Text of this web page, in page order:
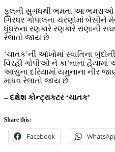
ફૂલની સુગંધથી ભમતા આ ભમરાઓ
ગિરધર ગોપાલના ચરણોમાં બેસીને
ધૂંધરુના રણકારે રણકારે રાણાની
રેલાતો જાય છે
‘ચાતક’ની આંખોમાં સ્વાતિના
વિરહી ગોપીઓ ને કા’નાના
આંસુના દરિયામાં યમુનાના નીર
માધવ રેલાતો જાય છે
– દક્ષેશ કોન્ટ્રાકટર ‘ચાતક’
Share this:
Facebook